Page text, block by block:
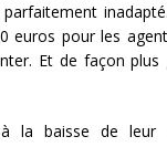
euros pour les
Et de façon plus
à la baisse de leur